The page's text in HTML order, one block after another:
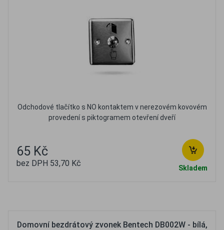
Odchodové tlačítko s NO kontaktem v nerezovém kovovém
provedení s piktogramem otevření dveří
65 Kč
bez DPH 53,70 Kč Skladem
Domovní bezdrátový zvonek Bentech DB002W - bílá,